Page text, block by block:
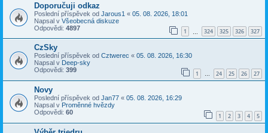
Doporučuji odkaz
Poslední příspěvek od Jarous1 « 05. 08. 2026, 18:01
Napsal v Všeobecná diskuze
Odpovědi: 4897 1 324 325 326 327
CzSky
Poslední příspěvek od Cztwerec « 05. 08. 2026, 16:30
Napsal v Deep-sky
Odpovědi: 399 1 … 24 25 26 27
Novy
Poslední příspěvek od Jan77 « 05. 08. 2026, 16:29
Napsal v Proměnné hvězdy
Odpovědi: 60 1 2 3 4 5